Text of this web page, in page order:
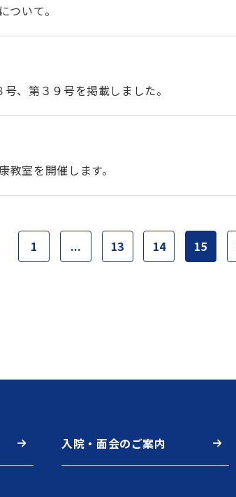
ついて。
、第３９号を掲載しました。
教室を開催します。
1 ... 13 14 15
入院・面会のご案内